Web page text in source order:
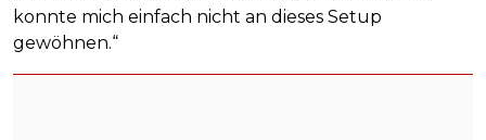
konnte mich einfach nicht an dieses Setup
gewöhnen.“